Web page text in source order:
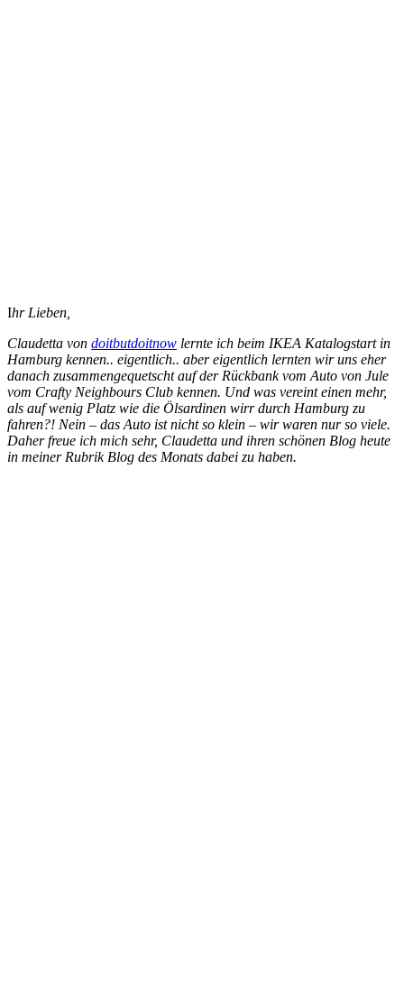
Ihr Lieben,
Claudetta von doitbutdoitnow lernte ich beim IKEA Katalogstart in
Hamburg kennen.. eigentlich.. aber eigentlich lernten wir uns eher
danach zusammengequetscht auf der Rückbank vom Auto von Jule
vom Crafty Neighbours Club kennen. Und was vereint einen mehr,
als auf wenig Platz wie die Ölsardinen wirr durch Hamburg zu
fahren?! Nein – das Auto ist nicht so klein – wir waren nur so viele.
Daher freue ich mich sehr, Claudetta und ihren schönen Blog heute
in meiner Rubrik Blog des Monats dabei zu haben.